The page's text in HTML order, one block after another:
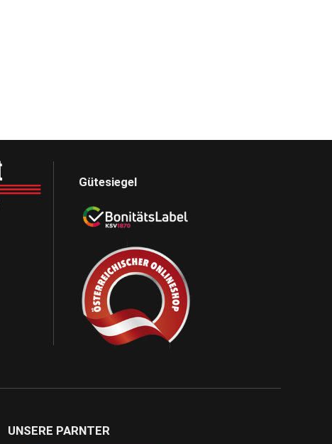
Gütesiegel
UNSERE PARNTER